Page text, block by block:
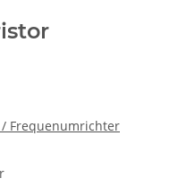
Frequenumrichter